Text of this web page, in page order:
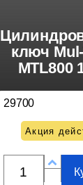
ключ
MTL800
29700
Акция